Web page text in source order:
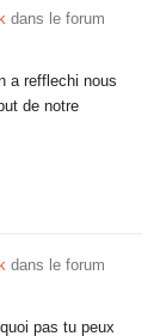
dans le forum
a refflechi nous
de notre
dans le forum
pas tu peux